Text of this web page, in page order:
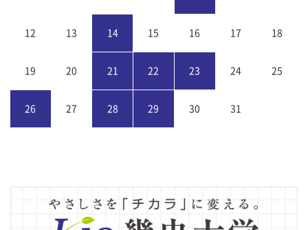
12 13 14 15 16 17 18
19 20 21 22 23 24 25
26 27 28 29 30 31